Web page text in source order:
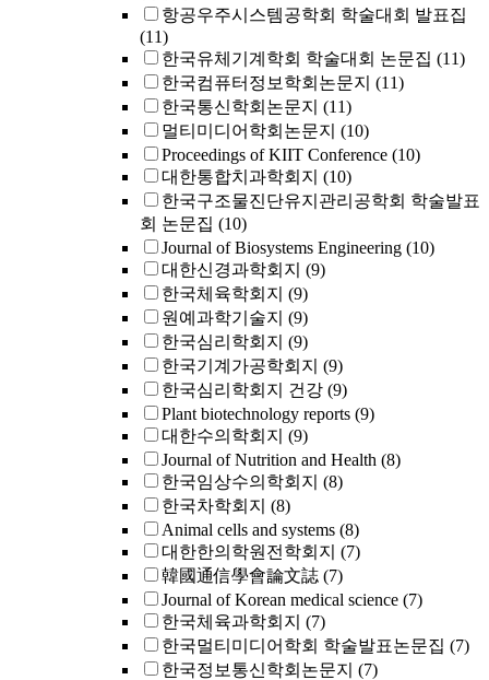
항공우주시스템공학회 학술대회 발표집
(11)
한국유체기계학회 학술대회 논문집 (11)
한국컴퓨터정보학회논문지 (11)
한국통신학회논문지 (11)
멀티미디어학회논문지 (10)
Proceedings of KIIT Conference (10)
대한통합치과학회지 (10)
한국구조물진단유지관리공학회 학술발표
회 논문집 (10)
Journal of Biosystems Engineering (10)
대한신경과학회지 (9)
한국체육학회지 (9)
원예과학기술지 (9)
한국심리학회지 (9)
한국기계가공학회지 (9)
한국심리학회지 건강 (9)
Plant biotechnology reports (9)
대한수의학회지 (9)
Journal of Nutrition and Health (8)
한국임상수의학회지 (8)
한국차학회지 (8)
Animal cells and systems (8)
대한한의학원전학회지 (7)
韓國通信學會論文誌 (7)
Journal of Korean medical science (7)
한국체육과학회지 (7)
한국멀티미디어학회 학술발표논문집 (7)
한국정보통신학회논문지 (7)